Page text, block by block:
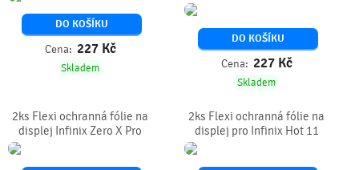
DO KOŠÍKU
Cena: 227 Kč
Skladem
DO KOŠÍKU
Cena: 227 Kč
Skladem
2ks Flexi ochranná fólie na
displej Infinix Zero X Pro
2ks Flexi ochranná fólie na
displej pro Infinix Hot 11